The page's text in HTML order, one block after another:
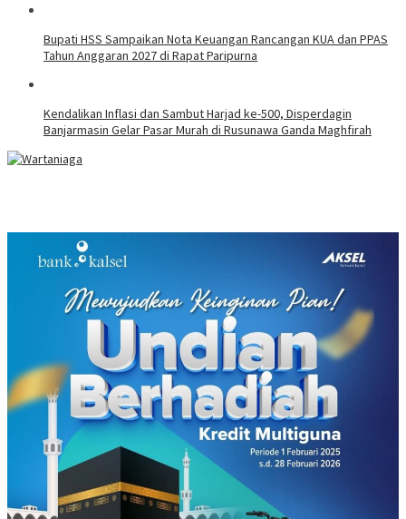
Bupati HSS Sampaikan Nota Keuangan Rancangan KUA dan PPAS
Tahun Anggaran 2027 di Rapat Paripurna
Kendalikan Inflasi dan Sambut Harjad ke-500, Disperdagin
Banjarmasin Gelar Pasar Murah di Rusunawa Ganda Maghfirah